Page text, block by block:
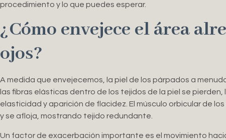
procedimiento y lo que puedes esperar.
¿Cómo envejece el área
ojos?
A medida que envejecemos, la piel de los párpados a
las fibras elásticas dentro de los tejidos de la piel se pierden,
elasticidad y aparición de flacidez. El músculo orbicular de
y se afloja, mostrando tejido redundante.
Un factor de exacerbación importante es el movimiento